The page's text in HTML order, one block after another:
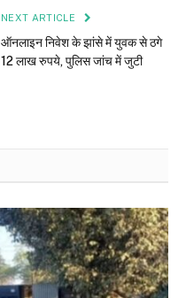
NEXT ARTICLE
ऑनलाइन निवेश के झांसे में युवक से ठगे
12 लाख रुपये, पुलिस जांच में जुटी